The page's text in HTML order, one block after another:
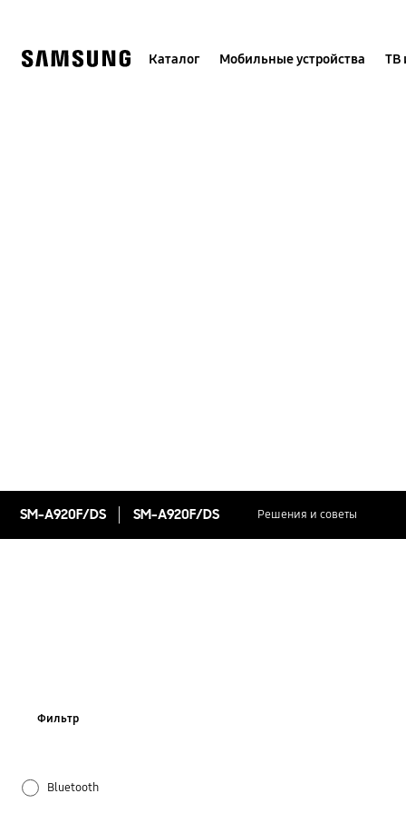
Каталог Мобильные устройства ТВ
SM-A920F/DS SM-A920F/DS Решения и советы
Фильтр
Bluetooth